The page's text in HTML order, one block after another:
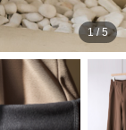
1/5